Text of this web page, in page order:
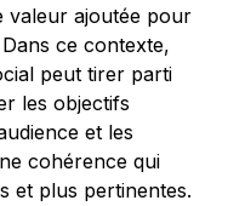
valeur ajoutée pour
ce contexte,
peut tirer parti
les objectifs
et les
cohérence qui
et plus pertinentes.